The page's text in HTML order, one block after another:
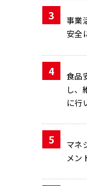
3
事業
安全
4
食品
し、
に行
5
マネ
メン